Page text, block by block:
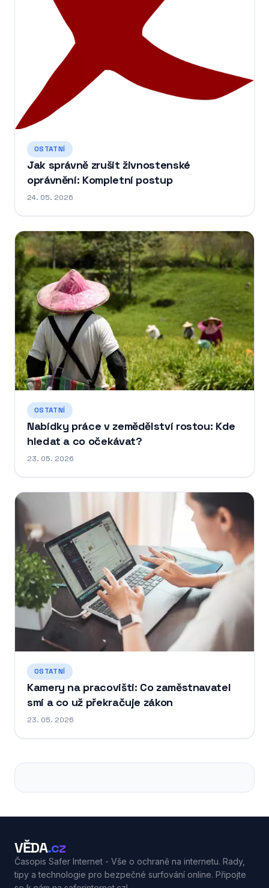
OSTATNÍ
Jak správně zrušit živnostenské
oprávnění: Kompletní postup
24. 05. 2026
OSTATNÍ
Nabídky práce v zemědělství rostou: Kde
hledat a co očekávat?
23. 05. 2026
OSTATNÍ
Kamery na pracovišti: Co zaměstnavatel
smí a co už překračuje zákon
23. 05. 2026
VĚDA.cz
Časopis Safer Internet - Vše o ochraně na internetu. Rady,
tipy a technologie pro bezpečné surfování online. Připojte